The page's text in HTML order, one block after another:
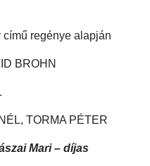
regénye alapján
BROHN
TORMA PÉTER
Mari – díjas